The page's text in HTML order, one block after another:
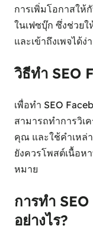
การเพิ่มโอกาสใ
ในเฟซบุ๊ก ซึ่งช่วย
และเข้าถึงเพจได้ง่
วิธีทำ SEO
เพื่อทำ SEO
สามารถทำการวิเ
คุณ และใช้คำเหล่
ยังควรโพสต์เนื้อห
หมาย
การทำ
อย่างไร?